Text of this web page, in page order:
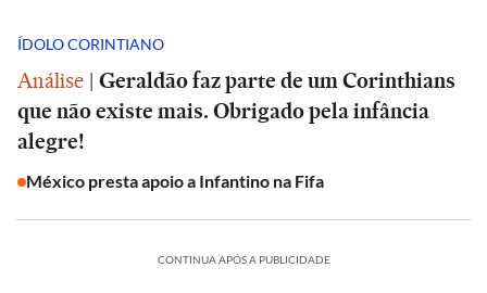
ÍDOLO CORINTIANO
Análise | Geraldão faz parte de um Corinthians
que não existe mais. Obrigado pela infância
alegre!
México presta apoio a Infantino na Fifa
CONTINUA APÓS A PUBLICIDADE